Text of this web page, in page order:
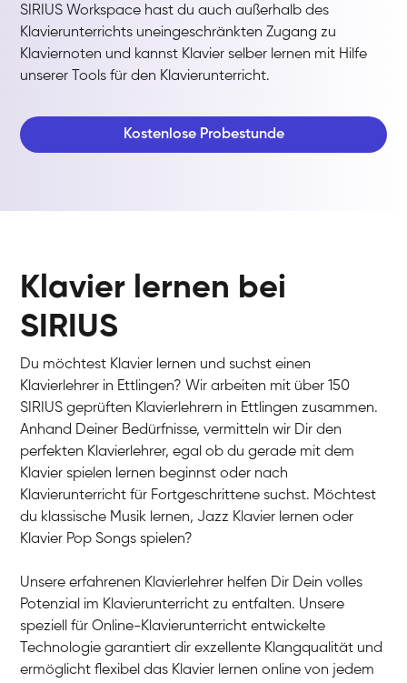
SIRIUS Workspace hast du auch außerhalb des
Klavierunterrichts uneingeschränkten Zugang zu
Klaviernoten und kannst Klavier selber lernen mit Hilfe
unserer Tools für den Klavierunterricht.
Kostenlose Probestunde
Klavier lernen bei
SIRIUS
Du möchtest Klavier lernen und suchst einen
Klavierlehrer in Ettlingen? Wir arbeiten mit über 150
SIRIUS geprüften Klavierlehrern in Ettlingen zusammen.
Anhand Deiner Bedürfnisse, vermitteln wir Dir den
perfekten Klavierlehrer, egal ob du gerade mit dem
Klavier spielen lernen beginnst oder nach
Klavierunterricht für Fortgeschrittene suchst. Möchtest
du klassische Musik lernen, Jazz Klavier lernen oder
Klavier Pop Songs spielen?
Unsere erfahrenen Klavierlehrer helfen Dir Dein volles
Potenzial im Klavierunterricht zu entfalten. Unsere
speziell für Online-Klavierunterricht entwickelte
Technologie garantiert dir exzellente Klangqualität und
ermöglicht flexibel das Klavier lernen online von jedem